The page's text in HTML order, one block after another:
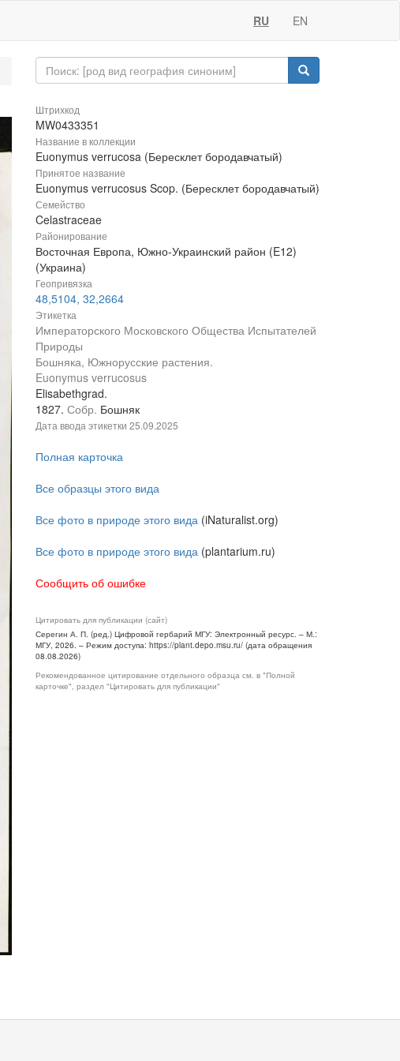
RU EN
Штрихкод
MW0433351
Название в коллекции
Euonymus verrucosa (Бересклет бородавчатый)
Принятое название
Euonymus verrucosus Scop. (Бересклет бородавчатый)
Семейство
Celastraceae
Районирование
Восточная Европа, Южно-Украинский район (E12)
(Украина)
Геопривязка
48,5104, 32,2664
Этикетка
Императорского Московского Общества Испытателей
Природы
Бошняка, Южнорусские растения.
Euonymus verrucosus
Elisabethgrad.
1827. Собр. Бошняк
Дата ввода этикетки 25.09.2025
Полная карточка
Все образцы этого вида
Все фото в природе этого вида (iNaturalist.org)
Все фото в природе этого вида (plantarium.ru)
Сообщить об ошибке
Цитировать для публикации (сайт)
Серегин А. П. (ред.) Цифровой гербарий МГУ: Электронный ресурс. – М.:
МГУ, 2026. – Режим доступа: https://plant.depo.msu.ru/ (дата обращения
08.08.2026)
Рекомендованное цитирование отдельного образца см. в "Полной
карточке", раздел "Цитировать для публикации"